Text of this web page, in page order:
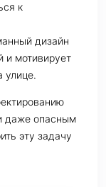
к
дизайн
и мотивирует
улице.
даже опасным
эту задачу